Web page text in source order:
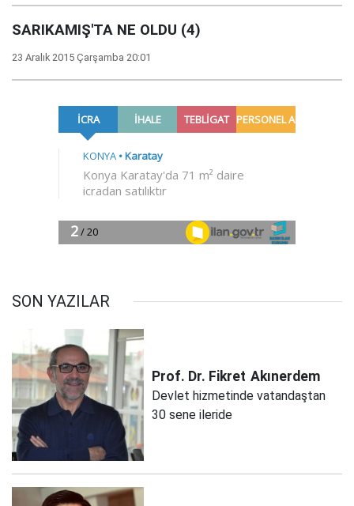
SARIKAMIŞ'TA NE OLDU (4)
23 Aralık 2015 Çarşamba 20:01
SON YAZILAR
Prof. Dr. Fikret Akınerdem
Devlet hizmetinde vatandaştan
30 sene ileride